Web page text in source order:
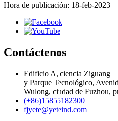
Hora de publicación: 18-feb-2023
Contáctenos
Edificio A, ciencia Ziguang
y Parque Tecnológico,
Wulong, ciudad de Fuzhou,
(+86)15855182300
fjyete@yeteind.com